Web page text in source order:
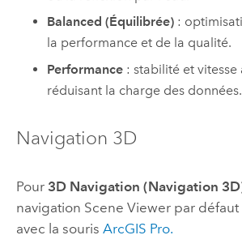
Balanced (Équilibrée) :
la performance et de la qualité.
Performance : stabilité et vitesse
réduisant la charge des données.
Navigation 3D
Pour 3D Navigation (Navigation
navigation Scene Viewerpar défaut
avec la souris ArcGIS Pro.